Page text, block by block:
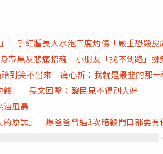
手紅腫長大水泡三度灼傷「嚴重恐毀皮
帶黑灰悲痛招魂 小朋友「找不到路」擲
到笑不出來 痛心訴：我就是最韭的那一
錢」 長文回擊：酸民見不得別人好
油風暴
的原罪」 爆爸爸曾遇3次暗殺門口都要有